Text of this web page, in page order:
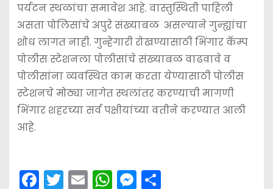
पर्यटन स्थळांचा समावेश आहे. वास्तुस्थिती पाहिली
असता पोलिसांचे अपुरे संख्याबळ असल्याने गुन्ह्यांचा
शोध लागत नाही. गुन्हेगारी रोखण्यासाठी भिंगार कॅम्प
पोलीस स्टेशनला पोलीसांचे संख्याबळ वाढवावे व
पोलीसांना व्यवस्थित काम करता येण्यासाठी पोलीस
स्टेशनचे मोठ्या जागेत स्थलांतर करण्याची मागणी
भिंगार शहरच्या सर्व पक्षीयांच्या वतीने करण्यात आली
आहे.
F T E W M S